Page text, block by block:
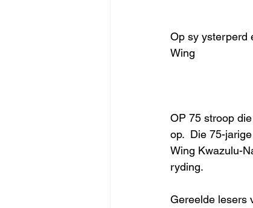
Op sy ysterperd
Wing
OP 75 stroop
op.  Die 75-
Wing Kwazulu-
ryding.
Gereelde lesers